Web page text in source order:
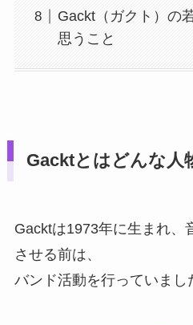
Gackt（ガクト）の
思うこと
Gacktとはどんな人
Gacktは1973年に生まれ、
させる前は、
バンド活動を行っていまし